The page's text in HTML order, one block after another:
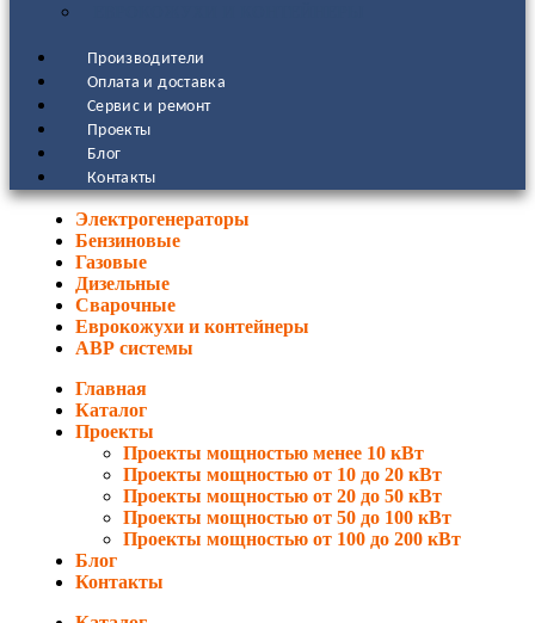
Производители
Оплата и доставка
Сервис и ремонт
Проекты
Блог
Контакты
Электрогенераторы
Бензиновые
Газовые
Дизельные
Сварочные
Еврокожухи и контейнеры
АВР системы
Главная
Каталог
Проекты
Проекты мощностью менее 10 кВт
Проекты мощностью от 10 до 20 кВт
Проекты мощностью от 20 до 50 кВт
Проекты мощностью от 50 до 100 кВт
Проекты мощностью от 100 до 200 кВт
Блог
Контакты